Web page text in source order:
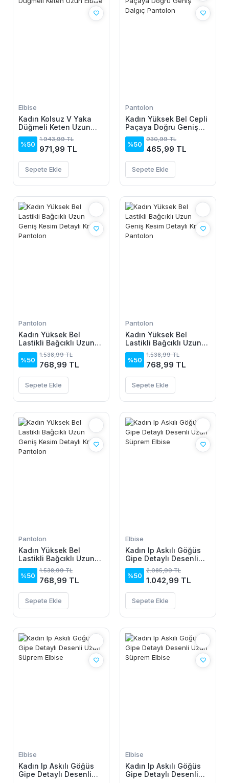
Elbise
Kadın Kolsuz V Yaka
Düğmeli Keten Uzun
Elbise
%50
1.943,99 TL
971,99 TL
Sepete Ekle
Pantolon
Kadın Yüksek Bel Cepli
Paçaya Doğru Geniş
Dalgıç Pantolon
%50
930,99 TL
465,99 TL
Sepete Ekle
Pantolon
Kadın Yüksek Bel
Lastikli Bağcıklı Uzun
Geniş Kesim Detaylı
Krinkıl Pantolon
%50
1.538,99 TL
768,99 TL
Sepete Ekle
Pantolon
Kadın Yüksek Bel
Lastikli Bağcıklı Uzun
Geniş Kesim Detaylı
Krinkıl Pantolon
%50
1.538,99 TL
768,99 TL
Sepete Ekle
Pantolon
Kadın Yüksek Bel
Lastikli Bağcıklı Uzun
Geniş Kesim Detaylı
Krinkıl Pantolon
%50
1.538,99 TL
768,99 TL
Sepete Ekle
Elbise
Kadın Ip Askılı Göğüs
Gipe Detaylı Desenli
Uzun Süprem Elbise
%50
2.085,99 TL
1.042,99 TL
Sepete Ekle
Elbise
Kadın Ip Askılı Göğüs
Gipe Detaylı Desenli
Elbise
Kadın Ip Askılı Göğüs
Gipe Detaylı Desenli